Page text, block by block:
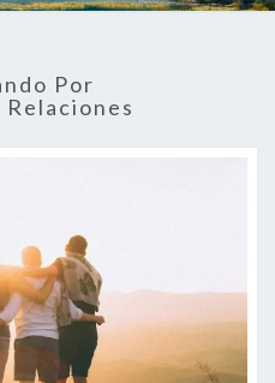
Por
Relaciones